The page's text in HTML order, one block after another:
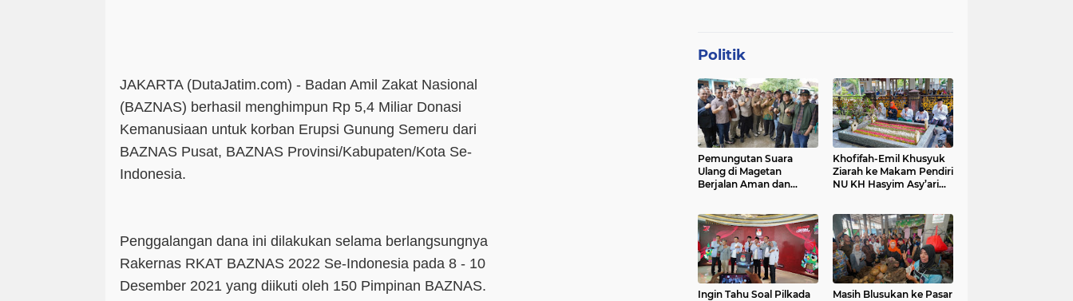
JAKARTA (DutaJatim.com) - Badan Amil Zakat Nasional
(BAZNAS) berhasil menghimpun Rp 5,4 Miliar Donasi
Kemanusiaan untuk korban Erupsi Gunung Semeru dari
BAZNAS Pusat, BAZNAS Provinsi/Kabupaten/Kota Se-
Indonesia.
Penggalangan dana ini dilakukan selama berlangsungnya
Rakernas RKAT BAZNAS 2022 Se-Indonesia pada 8 - 10
Desember 2021 yang diikuti oleh 150 Pimpinan BAZNAS.
Politik
Pemungutan Suara
Ulang di Magetan
Berjalan Aman dan
Khofifah-Emil Khusyuk
Ziarah ke Makam Pendiri
NU KH Hasyim Asy’ari
Ingin Tahu Soal Pilkada
Masih Blusukan ke Pasar